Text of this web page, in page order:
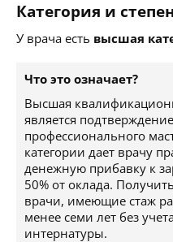
Категория и
У врача есть высшая
Что это означает?
Высшая
является
профессионального
категории дает врачу
денежную прибавку к
50% от оклада.
врачи, имеющие стаж
менее семи лет без
интернатуры.